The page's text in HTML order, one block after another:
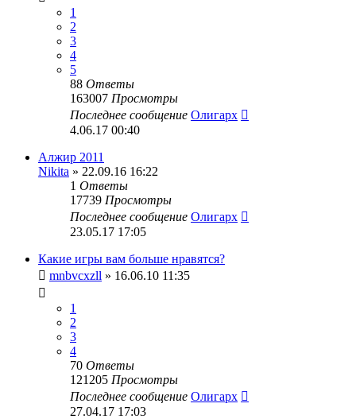
1
2
3
4
5
88 Ответы
163007 Просмотры
Последнее сообщение Олигарх
4.06.17 00:40
Алжир 2011
Nikita » 22.09.16 16:22
1 Ответы
17739 Просмотры
Последнее сообщение Олигарх
23.05.17 17:05
Какие игры вам больше нравятся?
mnbvcxzll » 16.06.10 11:35
1
2
3
4
70 Ответы
121205 Просмотры
Последнее сообщение Олигарх
27.04.17 17:03